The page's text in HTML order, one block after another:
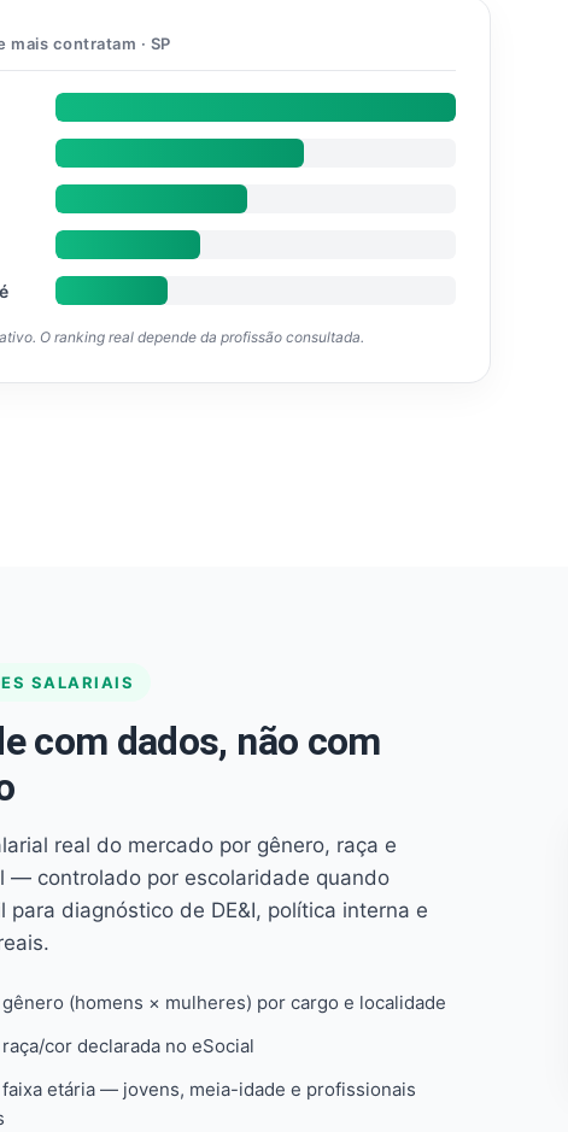
mais contratam · SP
O ranking real depende da profissão consultada.
SALARIAIS
com dados, não com
real do mercado por gênero, raça e
— controlado por escolaridade quando
para diagnóstico de DE&I, política interna e
gênero (homens × mulheres) por cargo e localidade
cor declarada no eSocial
faixa etária — jovens, meia-idade e profissionais